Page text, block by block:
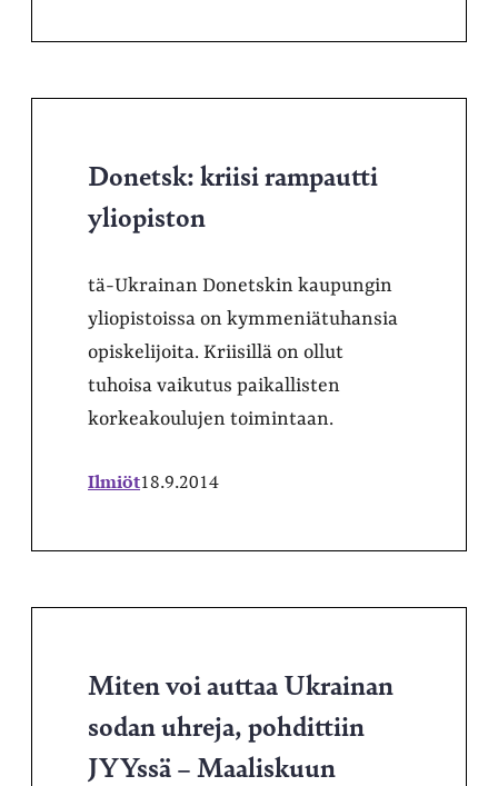
Donetsk: kriisi rampautti
yliopiston
tä-Ukrainan Donetskin kaupungin
yliopistoissa on kymmeniätuhansia
opiskelijoita. Kriisillä on ollut
tuhoisa vaikutus paikallisten
korkeakoulujen toimintaan.
Ilmiöt18.9.2014
Miten voi auttaa Ukrainan
sodan uhreja, pohdittiin
JYYssä – Maaliskuun